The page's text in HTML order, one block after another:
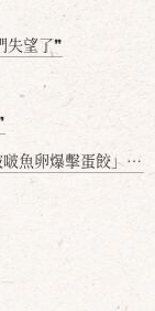
失望了❞
後名額門前隱味只留給你！🥟💥